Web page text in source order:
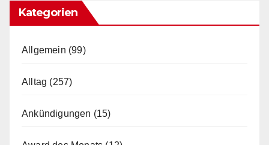
Kategorien
Allgemein (99)
Alltag (257)
Ankündigungen (15)